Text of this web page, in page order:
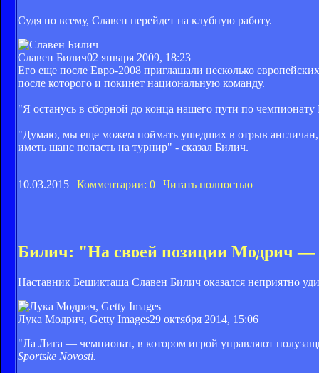
Судя по всему, Славен перейдет на клубную работу.
Славен Билич02 января 2009, 18:23
Его еще после Евро-2008 приглашали несколько
после которого и покинет национальную команду.
"Я останусь в сборной до конца нашего пути по
"Думаю, мы еще можем поймать ушедших в отрыв англичан,
иметь шанс попасть на турнир" - сказал Билич.
10.03.2015 | Комментарии: 0 | Читать полностью
Билич: "На своей позиции Модрич
Наставник Бешикташа Славен Билич оказался неприятно
Лука Модрич, Getty Images29 октября 2014, 15:06
"Ла Лига — чемпионат, в котором игрой управляют
Sportske Novosti.